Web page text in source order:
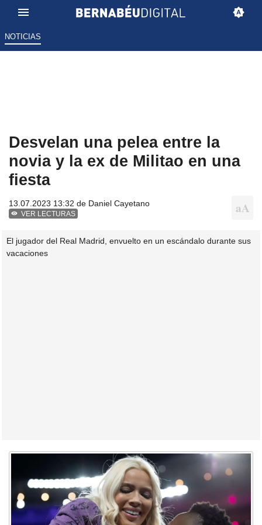
NOTICIAS
Desvelan una pelea entre la
novia y la ex de Militao en una
fiesta
13.07.2023 13:32 de Daniel Cayetano
VER LECTURAS
El jugador del Real Madrid, envuelto en un escándalo durante sus
vacaciones